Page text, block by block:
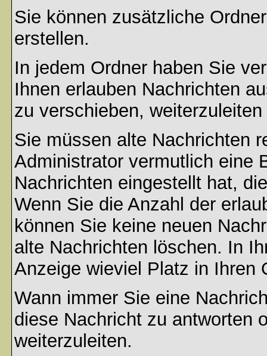
Sie können zusätzliche
erstellen.
In jedem Ordner haben Sie
Ihnen erlauben Nachrichten
zu verschieben,
Sie müssen alte Nachrichten
Administrator vermutlich eine
Nachrichten eingestellt hat,
Wenn Sie die Anzahl der
können Sie keine neuen
alte Nachrichten löschen. In
Anzeige wieviel Platz in Ihren
Wann immer Sie eine
diese Nachricht zu antworten
weiterzuleiten.